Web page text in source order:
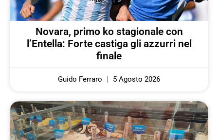
Novara, primo ko stagionale con
l’Entella: Forte castiga gli azzurri nel
finale
Guido Ferraro 5 Agosto 2026